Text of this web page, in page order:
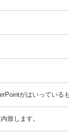
がはいっている
致します。